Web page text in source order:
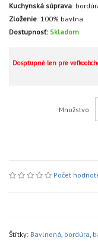
Kuchynská súprava:
Zloženie: 100% bavlna
Dostupnosť: Skladom
Dosptupné len pre
Množstvo
Počet
Štítky: Bavlnená, bordúra,